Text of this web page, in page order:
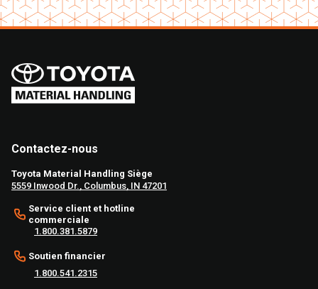
Contactez-nous
Toyota Material Handling Siège
5559 Inwood Dr., Columbus, IN 47201
Service client et hotline
commerciale
1.800.381.5879
Soutien financier
1.800.541.2315